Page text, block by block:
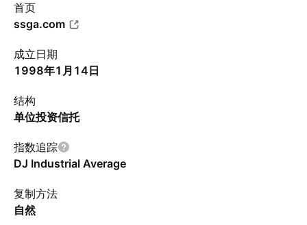
首页
ssga.com
成立日期
1998年1月14日
结构
单位投资信托
指数追踪
DJ Industrial Average
复制方法
自然